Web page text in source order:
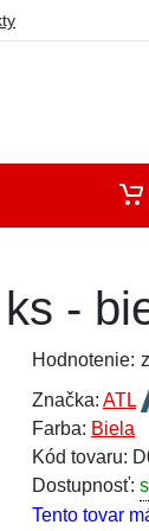
-
Hodnotenie:
Značka: ATL
Farba: Biela
Kód tovaru:
Dostupnosť:
Tento tovar